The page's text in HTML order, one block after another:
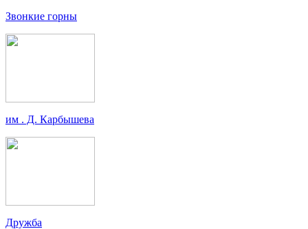
Звонкие горны
им . Д. Карбышева
Дружба